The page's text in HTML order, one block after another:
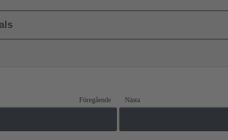
Föregående Nästa